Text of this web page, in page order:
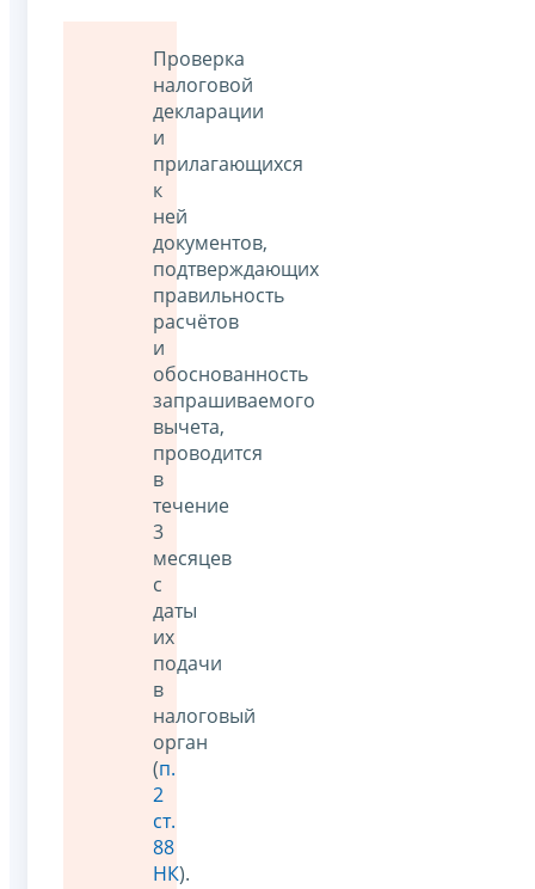
Проверка
налоговой
декларации
и
прилагающихся
к
ней
документов,
подтверждающих
правильность
расчётов
и
обоснованность
запрашиваемого
вычета,
проводится
в
течение
3
месяцев
с
даты
их
подачи
в
налоговый
орган
(п.
2
ст.
88
НК).